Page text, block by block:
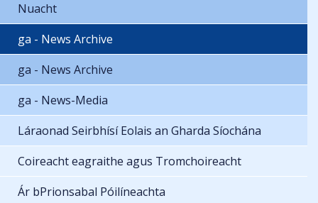
Nuacht
ga - News Archive
ga - News Archive
ga - News-Media
Láraonad Seirbhísí Eolais an Gharda Síochána
Coireacht eagraithe agus Tromchoireacht
Ár bPrionsabal Póilíneachta